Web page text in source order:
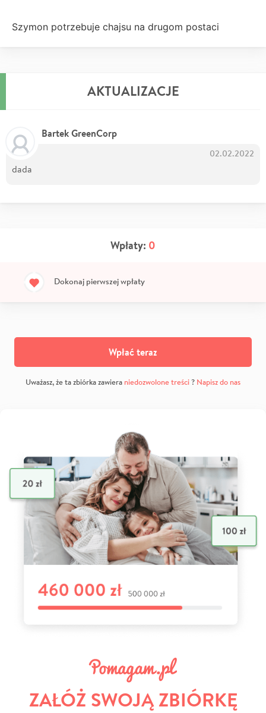
Szymon potrzebuje chajsu na drugom postaci
AKTUALIZACJE
Bartek GreenCorp
02.02.2022
dada
Wpłaty: 0
Dokonaj pierwszej wpłaty
Wpłać teraz
Uważasz, że ta zbiórka zawiera niedozwolone treści? Napisz do nas
ZAŁÓŻ SWOJĄ ZBIÓRKĘ